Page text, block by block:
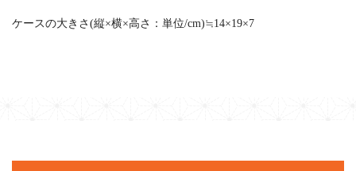
ケースの大きさ(縦×横×高さ：単位/cm)≒14×19×7